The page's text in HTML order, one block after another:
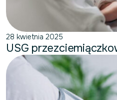
28 kwietnia 2025
USG